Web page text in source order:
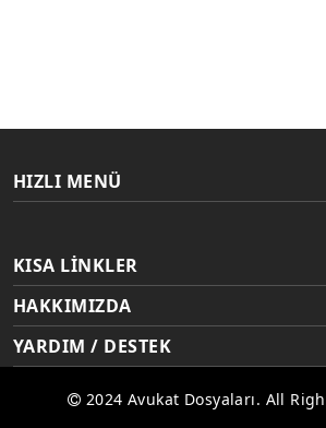
HAKKIMIZDA
HIZLI MENÜ
KISA LINKLER
YARDIM / DESTEK
2024 Avukat Dosyaları. All